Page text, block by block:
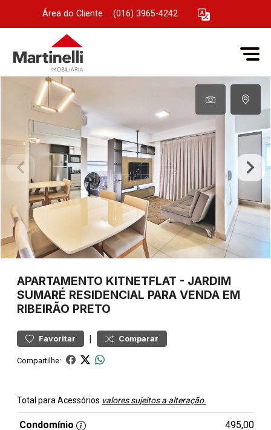
Área do Cliente (016) 3965-4242
APARTAMENTO KITNETFLAT - JARDIM
SUMARÉ RESIDENCIAL PARA VENDA EM
RIBEIRÃO PRETO
Favoritar | Comparar
Compartilhe:
Total para Acessórios valores sujeitos a alteração.
Condomínio
495,00